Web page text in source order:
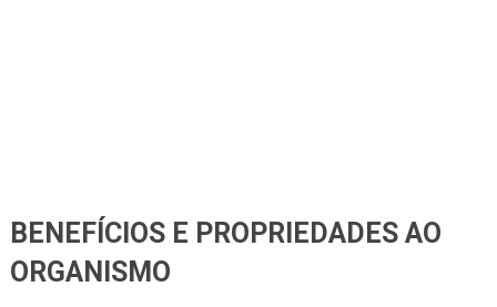
BENEFÍCIOS E PROPRIEDADES AO
ORGANISMO